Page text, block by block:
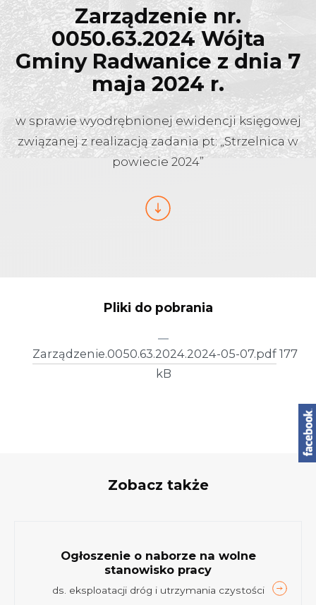
Zarządzenie nr.
0050.63.2024 Wójta
Gminy Radwanice z dnia 7
maja 2024 r.
w sprawie wyodrębnionej ewidencji księgowej
związanej z realizacją zadania pt: „Strzelnica w
powiecie 2024”
Pliki do pobrania
Zarządzenie.0050.63.2024.2024-05-07.pdf 177
kB
Zobacz także
Ogłoszenie o naborze na wolne
stanowisko pracy
ds. eksploatacji dróg i utrzymania czystości